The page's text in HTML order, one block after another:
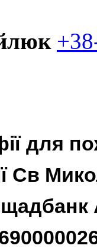
для
Св